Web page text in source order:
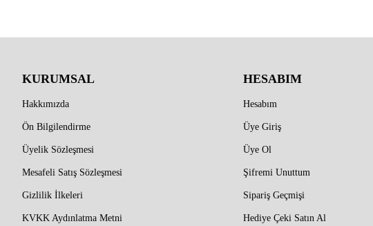
KURUMSAL
Hakkımızda
Ön Bilgilendirme
Üyelik Sözleşmesi
Mesafeli Satış Sözleşmesi
Gizlilik İlkeleri
KVKK Aydınlatma Metni
HESABIM
Hesabım
Üye Giriş
Üye Ol
Şifremi Unuttum
Sipariş Geçmişi
Hediye Çeki Satın Al